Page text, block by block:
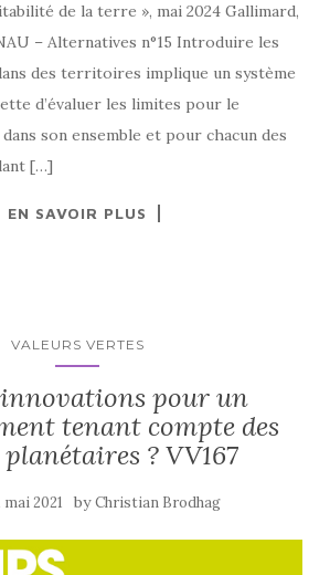
de la terre », mai 2024 Gallimard,
– Alternatives n°15 Introduire les
des territoires implique un système
d’évaluer les limites pour le
son ensemble et pour chacun des
[…]
EN SAVOIR PLUS
VALEURS VERTES
pour un
tenant compte des
? VV167
mai 2021 byChristian Brodhag